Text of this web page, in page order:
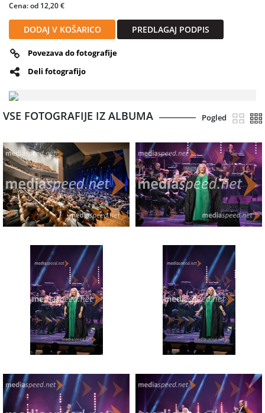
Cena: od 12,20 €
DODAJ V KOŠARICO PREDLAGAJ PODPIS
Povezava do fotografije
Deli fotografijo
VSE FOTOGRAFIJE IZ ALBUMA Pogled